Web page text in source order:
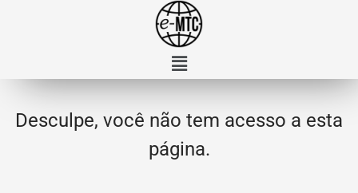
Desculpe, você não tem acesso a esta
página.